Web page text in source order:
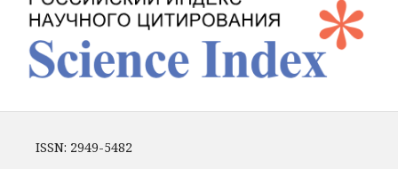
ISSN: 2949-5482